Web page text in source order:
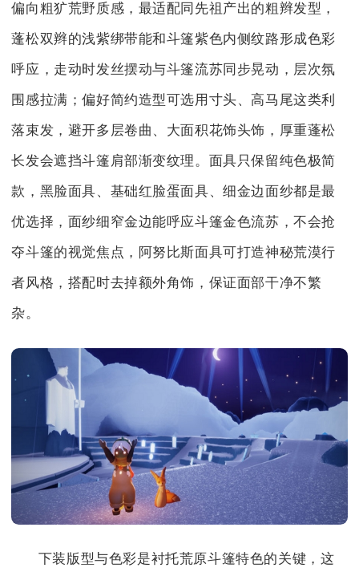
偏向粗犷荒野质感，最适配同先祖产出的粗辫发型，
蓬松双辫的浅紫绑带能和斗篷紫色内侧纹路形成色彩
呼应，走动时发丝摆动与斗篷流苏同步晃动，层次氛
围感拉满；偏好简约造型可选用寸头、高马尾这类利
落束发，避开多层卷曲、大面积花饰头饰，厚重蓬松
长发会遮挡斗篷肩部渐变纹理。面具只保留纯色极简
款，黑脸面具、基础红脸蛋面具、细金边面纱都是最
优选择，面纱细窄金边能呼应斗篷金色流苏，不会抢
夺斗篷的视觉焦点，阿努比斯面具可打造神秘荒漠行
者风格，搭配时去掉额外角饰，保证面部干净不繁
杂。
下装版型与色彩是衬托荒原斗篷特色的关键，这